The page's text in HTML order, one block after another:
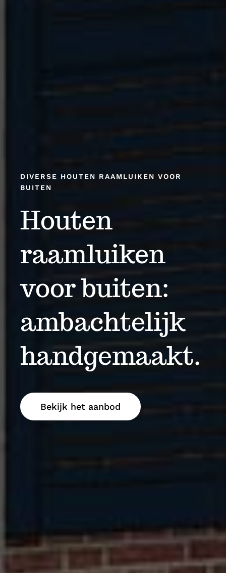
DIVERSE HOUTEN RAAMLUIKEN VOOR
BUITEN
Houten
raamluiken
voor buiten:
ambachtelijk
handgemaakt.
Bekijk het aanbod